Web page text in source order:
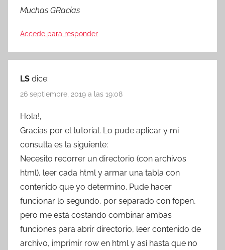
Muchas GRacias
Accede para responder
LS dice:
26 septiembre, 2019 a las 19:08
Hola!,
Gracias por el tutorial. Lo pude aplicar y mi
consulta es la siguiente:
Necesito recorrer un directorio (con archivos
html), leer cada html y armar una tabla con
contenido que yo determino. Pude hacer
funcionar lo segundo, por separado con fopen,
pero me está costando combinar ambas
funciones para abrir directorio, leer contenido de
archivo, imprimir row en html y asì hasta que no